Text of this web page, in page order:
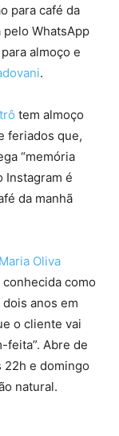
para café da
pelo WhatsApp
almoço e
.
tem almoço
feriados que,
“memória
Instagram é
da manhã
Oliva
como
anos em
o cliente vai
feita”. Abre de
22h e domingo
natural.